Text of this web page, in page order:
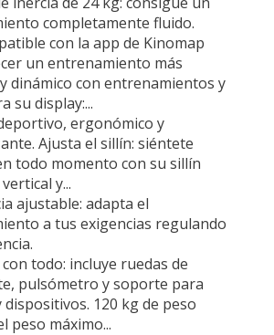
completamente fluido.
con la app de Kinomap
un entrenamiento más
dinámico con entrenamientos y
su display:...
ergonómico y
Ajusta el sillín: siéntete
todo momento con su sillín
y...
ajustable: adapta el
a tus exigencias regulando
todo: incluye ruedas de
pulsómetro y soporte para
dispositivos. 120 kg de peso
peso máximo...